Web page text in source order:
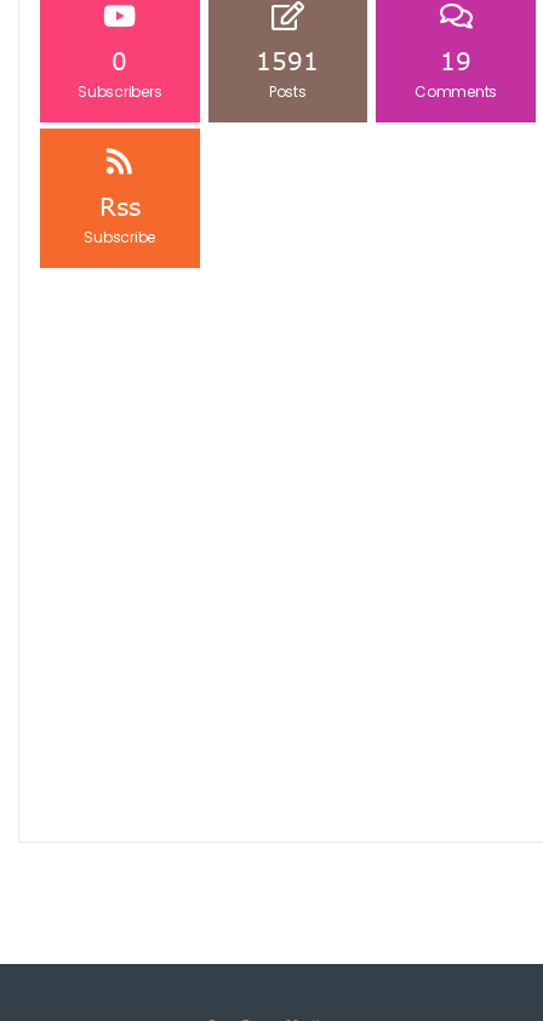
0
Subscribers
1591
Posts
19
Comments
Rss
Subscribe